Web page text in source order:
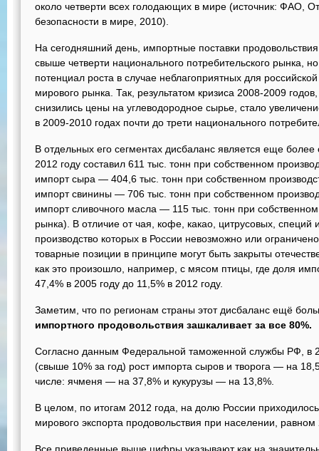
около четверти всех голодающих в мире (источник: ФАО,
безопасности в мире, 2010).
На сегодняшний день, импортные поставки
свыше четверти национального потребительского рынка,
потенциал роста в случае неблагоприятных для
мирового рынка. Так, результатом кризиса 2008-2009
снизились цены на углеводородное сырье, стало
в 2009-2010 годах почти до трети национального
В отдельных его сегментах дисбаланс является еще
2012 году составил 611 тыс. тонн при собственном
импорт сыра — 404,6 тыс. тонн при собственном
импорт свинины — 706 тыс. тонн при собственном
импорт сливочного масла — 115 тыс. тонн при
рынка). В отличие от чая, кофе, какао, цитрусовых, специй
производство которых в России невозможно или
товарные позиции в принципе могут быть закрыты
как это произошло, например, с мясом птицы, где доля
47,4% в 2005 году до 11,5% в 2012 году.
Заметим, что по регионам страны этот дисбаланс ещё
импортного продовольствия зашкаливает за все 80%.
Согласно данным Федеральной таможенной службы РФ, в
(свыше 10% за год) рост импорта сыров и творога — на
числе: ячменя — на 37,8% и кукурузы — на 13,8%.
В целом, по итогам 2012 года, на долю России
мирового экспорта продовольствия при населении,